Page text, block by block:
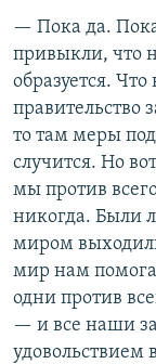
— Пока да.
привыкли, что
образуется.
правительство
то там меры
случится. Но
мы против
никогда. Были
миром
мир нам
одни против
— и все наши
удовольствием